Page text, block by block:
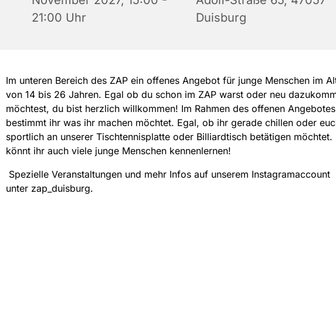
21:00 Uhr
Duisburg
Im unteren Bereich des ZAP ein offenes Angebot für junge Menschen im
von 14 bis 26 Jahren. Egal ob du schon im ZAP warst oder neu
möchtest, du bist herzlich willkommen! Im Rahmen des offenen Angebotes
bestimmt ihr was ihr machen möchtet. Egal, ob ihr gerade chillen oder
sportlich an unserer Tischtennisplatte oder Billiardtisch betätigen möchtet.
könnt ihr auch viele junge Menschen kennenlernen!
Spezielle Veranstaltungen und mehr Infos auf unserem Instagramaccount
unter zap_duisburg.